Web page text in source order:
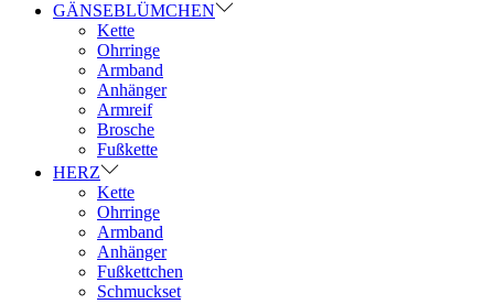
GÄNSEBLÜMCHEN
Kette
Ohrringe
Armband
Anhänger
Armreif
Brosche
Fußkette
HERZ
Kette
Ohrringe
Armband
Anhänger
Fußkettchen
Schmuckset